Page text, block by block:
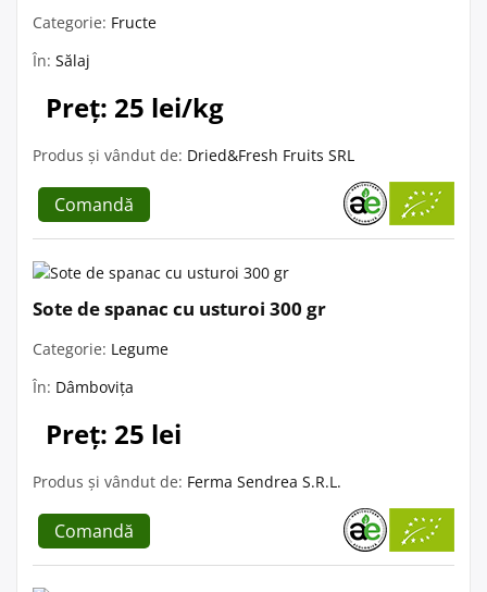
Categorie: Fructe
În: Sălaj
Preț: 25 lei/kg
Produs și vândut de: Dried&Fresh Fruits SRL
Comandă
Sote de spanac cu usturoi 300 gr
Categorie: Legume
În: Dâmbovița
Preț: 25 lei
Produs și vândut de: Ferma Sendrea S.R.L.
Comandă